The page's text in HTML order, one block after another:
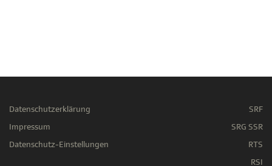
Datenschutzerklärung
Impressum
Datenschutz-Einstellungen
SRF
SRG SSR
RTS
RSI